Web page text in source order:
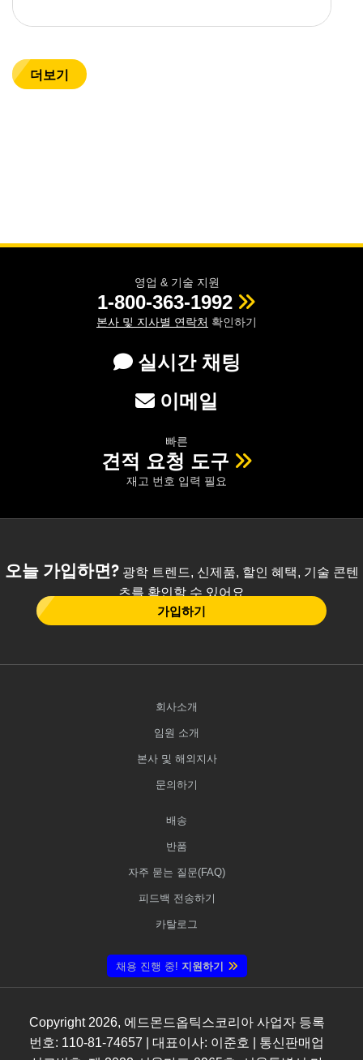
더보기
영업 & 기술 지원
1-800-363-1992
본사 및 지사별 연락처 확인하기
실시간 채팅
이메일
빠른
견적 요청 도구
재고 번호 입력 필요
오늘 가입하면?광학 트렌드, 신제품, 할인 혜택, 기술 콘텐
츠를 확인할 수 있어요
가입하기
회사소개
임원 소개
본사 및 해외지사
문의하기
배송
반품
자주 묻는 질문(FAQ)
피드백 전송하기
카탈로그
채용 진행 중! 지원하기
Copyright 2026, 에드몬드옵틱스코리아 사업자 등록
번호: 110-81-74657 | 대표이사: 이준호 | 통신판매업